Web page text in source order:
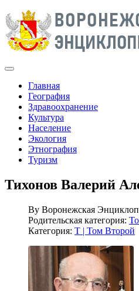
Главная
География
Здравоохранение
Культура
Население
Экология
Этнография
Туризм
Тихонов Валерий
By Воронежская
Родительская категория:
Категория: Т | Том Второй